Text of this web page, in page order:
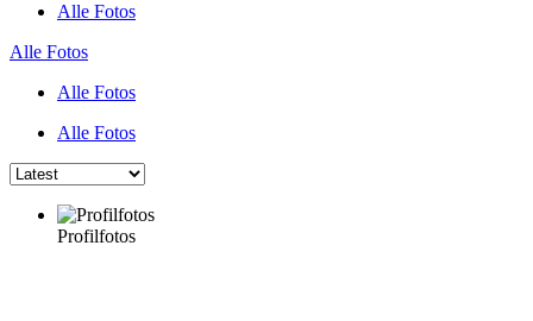
Alle Fotos
Alle Fotos
Alle Fotos
Alle Fotos
Profilfotos